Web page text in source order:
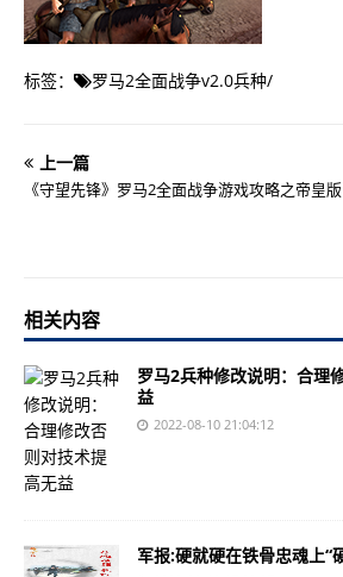
标签： 罗马2全面战争v2.0兵种/
上一篇
《守望先锋》罗马2全面战争游戏攻略之帝皇版
相关内容
罗马2兵种修改说明：合理
益
2022-08-10 21:04:12
军报:硬就硬在铁骨忠魂上“